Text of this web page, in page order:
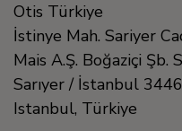
Otis Türkiye
İstinye Mah. Sariyer
Mais A.Ş. Boğaziçi Şb.
Sarıyer / İstanbul
Istanbul, Türkiye